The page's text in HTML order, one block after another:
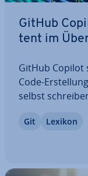
GitHub
tent im
GitHub Copilot
Code-
selbst
erfahren Sie,
Git Lexikon